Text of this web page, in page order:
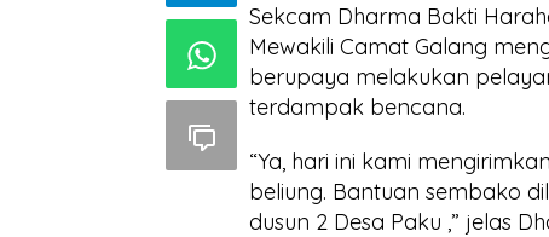
Sekcam Dharma Bakti
Mewakili Camat Galang
berupaya melakukan
terdampak bencana.
“Ya, hari ini kami
beliung. Bantuan sembako
dusun 2 Desa Paku ,” jelas